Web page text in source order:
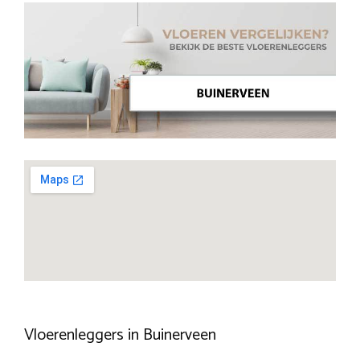
Vloerenleggers in Buinerveen